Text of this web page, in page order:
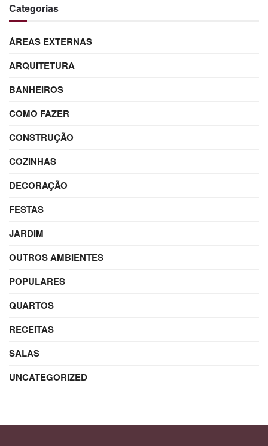
Categorias
ÁREAS EXTERNAS
ARQUITETURA
BANHEIROS
COMO FAZER
CONSTRUÇÃO
COZINHAS
DECORAÇÃO
FESTAS
JARDIM
OUTROS AMBIENTES
POPULARES
QUARTOS
RECEITAS
SALAS
UNCATEGORIZED